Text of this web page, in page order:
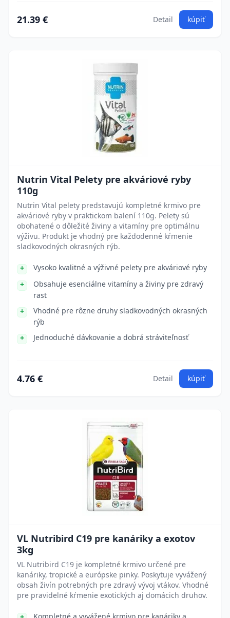
21.39 € Detail kúpiť
Nutrin Vital Pelety pre akváriové ryby
110g
Nutrin Vital pelety predstavujú kompletné krmivo pre
akváriové ryby v praktickom balení 110g. Pelety sú
obohatené o dôležité živiny a vitamíny pre optimálnu
výživu. Produkt je vhodný pre každodenné kŕmenie
sladkovodných okrasných rýb.
Vysoko kvalitné a výživné pelety pre akváriové ryby
Obsahuje esenciálne vitamíny a živiny pre zdravý
rast
Vhodné pre rôzne druhy sladkovodných okrasných
rýb
Jednoduché dávkovanie a dobrá stráviteľnosť
4.76 € Detail kúpiť
VL Nutribird C19 pre kanáriky a exotov
3kg
VL Nutribird C19 je kompletné krmivo určené pre
kanáriky, tropické a európske pinky. Poskytuje vyvážený
obsah živín potrebných pre zdravý vývoj vtákov. Vhodné
pre pravidelné kŕmenie exotických aj domácich druhov.